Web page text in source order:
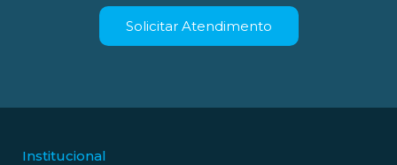
Solicitar Atendimento
Institucional